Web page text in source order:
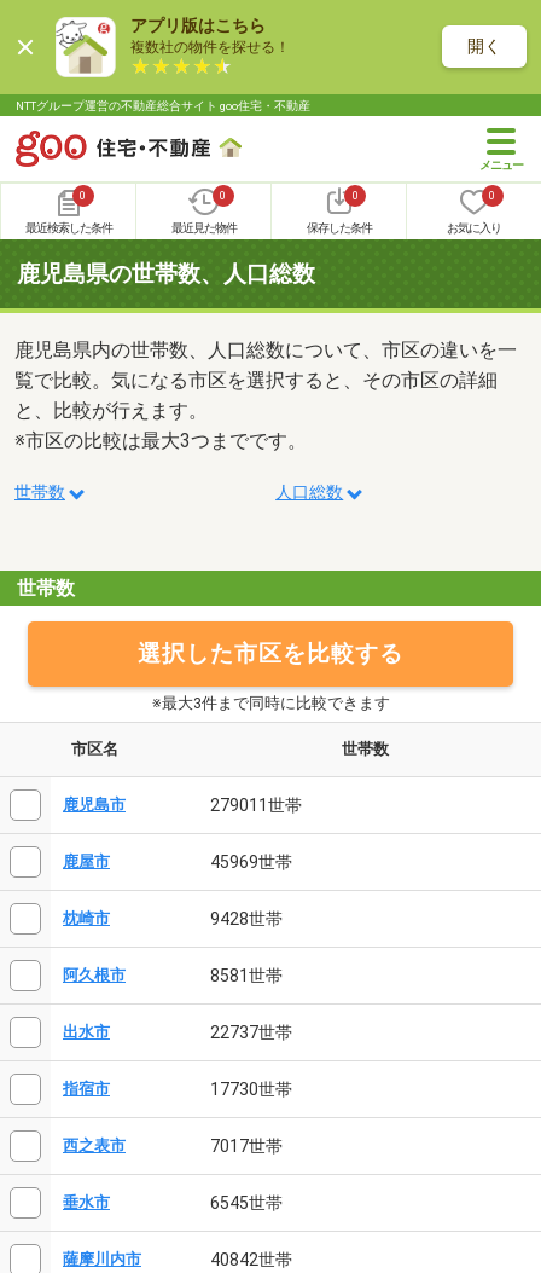
アプリ版はこちら
複数社の物件を探せる！ 開く
NTTグループ運営の不動産総合サイト goo住宅・不動産
0
最近検索した条件
0
最近見た物件
0
保存した条件
0
お気に入り
鹿児島県の世帯数、人口総数
鹿児島県内の世帯数、人口総数について、市区の違いを一
覧で比較。気になる市区を選択すると、その市区の詳細
と、比較が行えます。
※市区の比較は最大3つまでです。
世帯数 人口総数
世帯数
選択した市区を比較する
※最大3件まで同時に比較できます
市区名 世帯数
鹿児島市 279011世帯
鹿屋市 45969世帯
枕崎市 9428世帯
阿久根市 8581世帯
出水市 22737世帯
指宿市 17730世帯
西之表市 7017世帯
垂水市 6545世帯
薩摩川内市 40842世帯